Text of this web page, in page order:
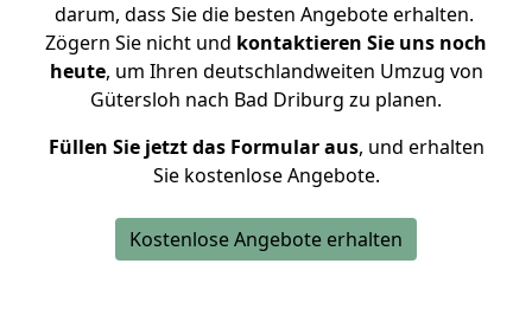
darum, dass Sie die besten Angebote erhalten.
Zögern Sie nicht und kontaktieren Sie uns noch
heute, um Ihren deutschlandweiten Umzug von
Gütersloh nach Bad Driburg zu planen.
Füllen Sie jetzt das Formular aus, und erhalten
Sie kostenlose Angebote.
Kostenlose Angebote erhalten